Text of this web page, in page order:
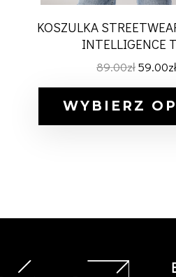
KOSZULKA
INTELLIGENCE
89.00zł 59.00zł
WYBIERZ